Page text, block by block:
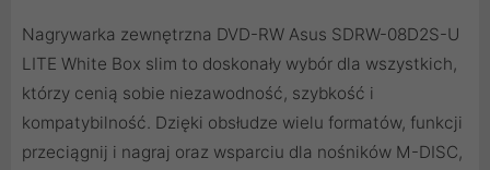
Nagrywarka zewnętrzna DVD-RW Asus SDRW-08D2S-U
LITE White Box slim to doskonały wybór dla wszystkich,
którzy cenią sobie niezawodność, szybkość i
kompatybilność. Dzięki obsłudze wielu formatów, funkcji
przeciągnij i nagraj oraz wsparciu dla nośników M-DISC,